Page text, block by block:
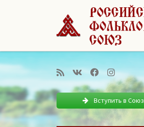
Перейти к содержимому
Вступить в Союз